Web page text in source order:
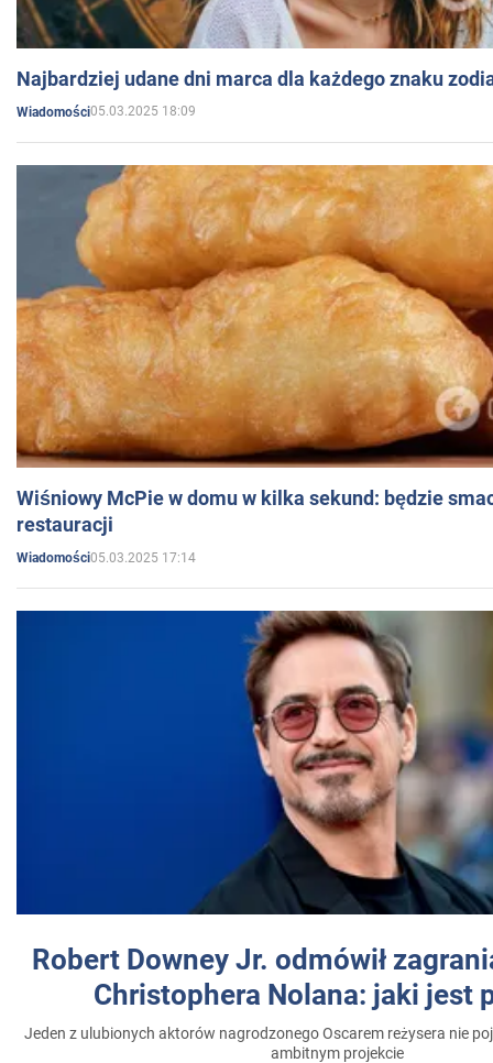
Najbardziej udane dni marca dla każdego znaku
Wiadomości05.03.2025 18:09
Wiśniowy McPie w domu w kilka sekund: będzie
restauracji
Wiadomości05.03.2025 17:14
Robert Downey Jr. odmówił
Christophera Nolana: jaki jest
Jeden z ulubionych aktorów nagrodzonego Oscarem reżysera nie
ambitnym projekcie